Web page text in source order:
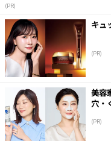
(PR)
キュ
(PR)
美容
穴・
(PR)